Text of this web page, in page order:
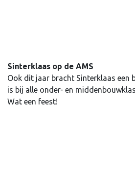
Sinterklaas op de AMS
Ook dit jaar bracht Sinterklaas een
is bij alle onder- en
Wat een feest!